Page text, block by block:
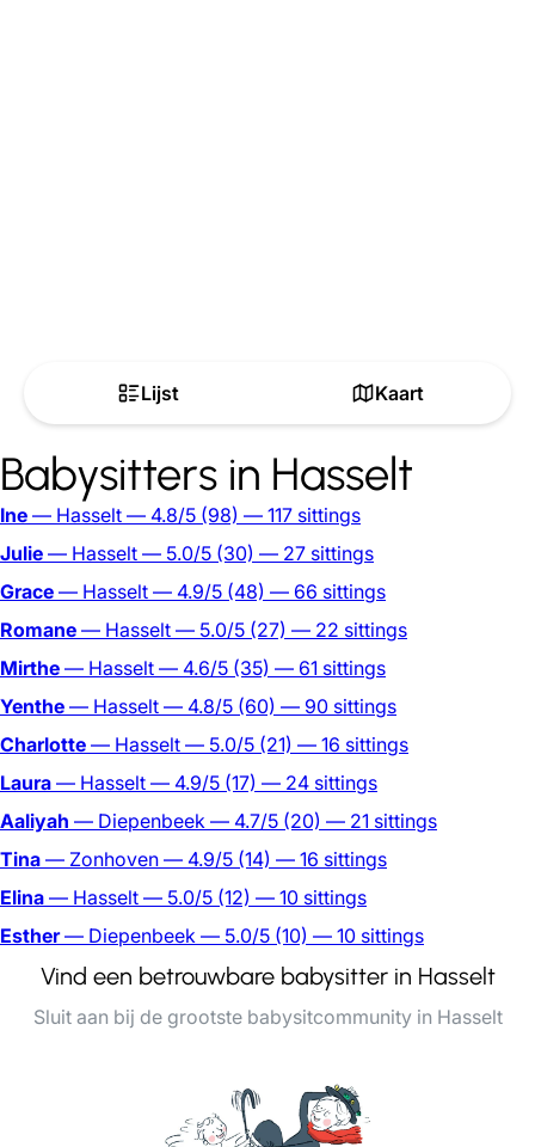
Lijst Kaart
Babysitters in Hasselt
Ine — Hasselt — 4.8/5 (98) — 117 sittings
Julie — Hasselt — 5.0/5 (30) — 27 sittings
Grace — Hasselt — 4.9/5 (48) — 66 sittings
Romane — Hasselt — 5.0/5 (27) — 22 sittings
Mirthe — Hasselt — 4.6/5 (35) — 61 sittings
Yenthe — Hasselt — 4.8/5 (60) — 90 sittings
Charlotte — Hasselt — 5.0/5 (21) — 16 sittings
Laura — Hasselt — 4.9/5 (17) — 24 sittings
Aaliyah — Diepenbeek — 4.7/5 (20) — 21 sittings
Tina — Zonhoven — 4.9/5 (14) — 16 sittings
Elina — Hasselt — 5.0/5 (12) — 10 sittings
Esther— Diepenbeek — 5.0/5 (10) — 10 sittings
Vind een betrouwbare babysitter in Hasselt
Sluit aan bij de grootste babysitcommunity in Hasselt